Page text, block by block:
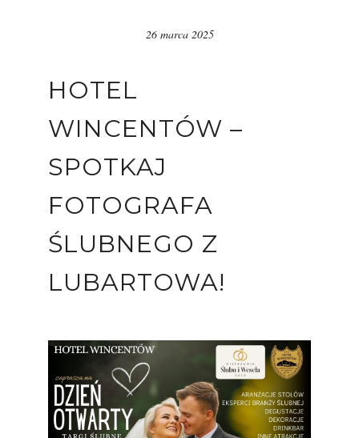
26 marca 2025
HOTEL
WINCENTÓW –
SPOTKAJ
FOTOGRAFA
ŚLUBNEGO Z
LUBARTOWA!